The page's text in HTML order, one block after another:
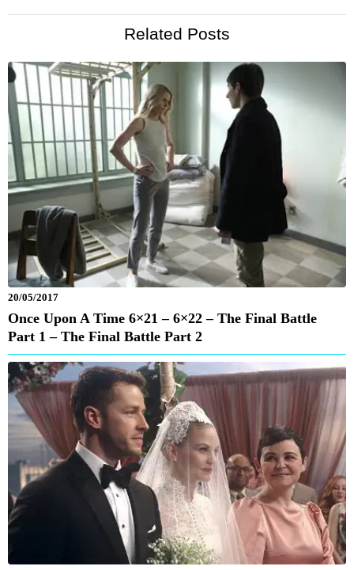
Related Posts
20/05/2017
Once Upon A Time 6×21 – 6×22 – The Final Battle
Part 1 – The Final Battle Part 2